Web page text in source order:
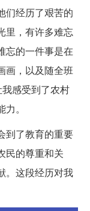
们经历了艰苦的
里，有许多难忘
忘的一件事是在
画，以及随全班
感受到了农村
。
到了教育的重要
民的尊重和关
。这段经历对我